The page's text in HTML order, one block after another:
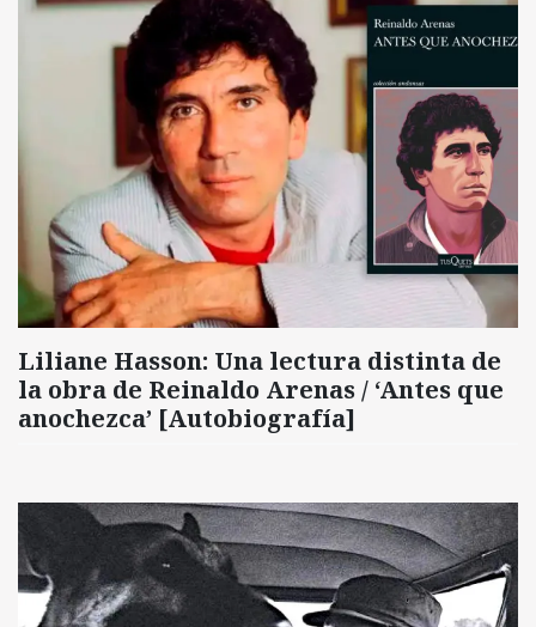
Liliane Hasson: Una lectura distinta de
la obra de Reinaldo Arenas / ‘Antes que
anochezca’ [Autobiografía]